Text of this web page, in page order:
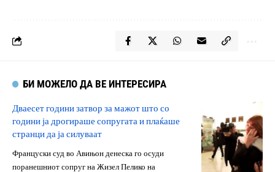
БИ МОЖЕЛО ДА ВЕ ИНТЕРЕСИРА
Дваесет години затвор за мажот што со
години ја дрогираше сопругата и плаќаше
странци да ја силуваат
Француски суд во Авињон денеска го осуди
поранешниот сопруг на Жизел Пелико на